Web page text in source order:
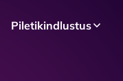
Piletikindlustus